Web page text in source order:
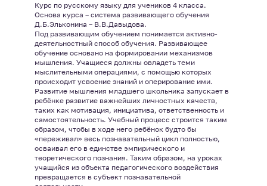
Курс по русскому языку для учеников 4 класса.
Основа курса – система развивающего обучения
Д.Б.Эльконина – В.В.Давыдова.
Под развивающим обучением понимается активно-
деятельностный способ обучения. Развивающее
обучение основано на формировании механизмов
мышления. Учащиеся должны овладеть теми
мыслительными операциями, с помощью которых
происходит усвоение знаний и оперирование ими.
Развитие мышления младшего школьника запускает в
ребёнке развитие важнейших личностных качеств,
таких как мотивация, инициатива, ответственность и
самостоятельность. Учебный процесс строится таким
образом, чтобы в ходе него ребёнок будто бы
«переживал» весь познавательный цикл полностью,
осваивал его в единстве эмпирического и
теоретического познания. Таким образом, на уроках
учащийся из объекта педагогического воздействия
превращается в субъект познавательной